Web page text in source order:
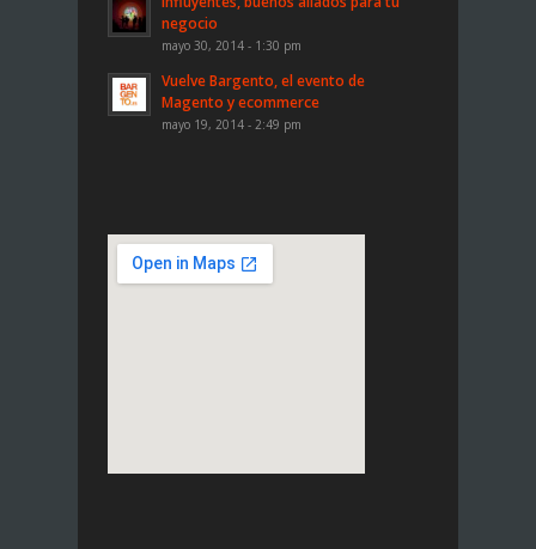
negocio
mayo 30, 2014 - 1:30 pm
Vuelve Bargento, el evento de
Magento y ecommerce
mayo 19, 2014 - 2:49 pm